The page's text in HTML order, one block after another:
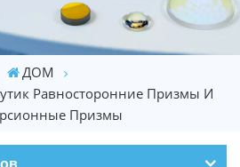
ДОМ
Равносторонние Призмы И
Призмы